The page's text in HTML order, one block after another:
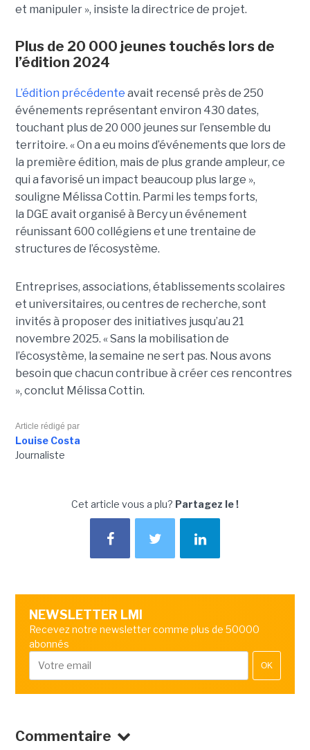
et manipuler », insiste la directrice de projet.
Plus de 20 000 jeunes touchés lors de
l’édition 2024
L’édition précédente avait recensé près de 250
événements représentant environ 430 dates,
touchant plus de 20 000 jeunes sur l’ensemble du
territoire. « On a eu moins d’événements que lors de
la première édition, mais de plus grande ampleur, ce
qui a favorisé un impact beaucoup plus large »,
souligne Mélissa Cottin. Parmi les temps forts,
la DGE avait organisé à Bercy un événement
réunissant 600 collégiens et une trentaine de
structures de l’écosystème.
Entreprises, associations, établissements scolaires
et universitaires, ou centres de recherche, sont
invités à proposer des initiatives jusqu’au 21
novembre 2025. « Sans la mobilisation de
l’écosystème, la semaine ne sert pas. Nous avons
besoin que chacun contribue à créer ces rencontres
», conclut Mélissa Cottin.
Article rédigé par
Louise Costa
Journaliste
Cet article vous a plu? Partagez le !
NEWSLETTER LMI
Recevez notre newsletter comme plus de 50000
abonnés
OK
Commentaire